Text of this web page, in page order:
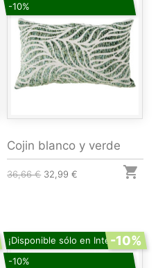
-10%
Cojin blanco y verde
36,66 € 32,99 € 
¡Disponible sólo en Internet!
-10%
-10%